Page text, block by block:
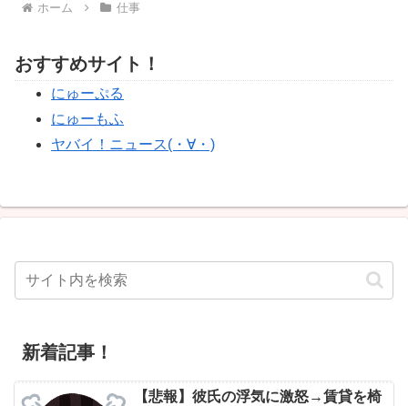
ホーム 仕事
おすすめサイト！
にゅーぷる
にゅーもふ
ヤバイ！ニュース(・∀・)
新着記事！
【悲報】彼氏の浮気に激怒→賃貸を椅